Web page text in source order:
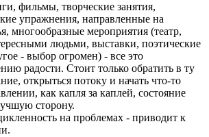
фильмы, творческие занятия,
упражнения, направленные на
многообразные мероприятия (театр,
людьми, выставки, поэтические
- выбор огромен) - все это
радости. Стоит только обратить в ту
открыться потоку и начать что-то
как капля за каплей, состояние
сторону.
на проблемах - приводит к